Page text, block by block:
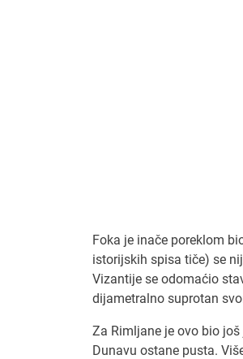
Foka je inače poreklom
istorijskih spisa tiče) se
Vizantije se odomaćio
dijametralno suprotan
Za Rimljane je ovo bio
Dunavu ostane pusta.